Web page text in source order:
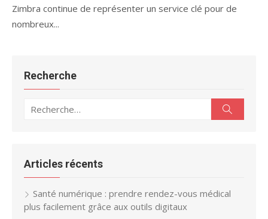
Zimbra continue de représenter un service clé pour de
nombreux...
Recherche
Recherche
Articles récents
Santé numérique : prendre rendez-vous médical
plus facilement grâce aux outils digitaux